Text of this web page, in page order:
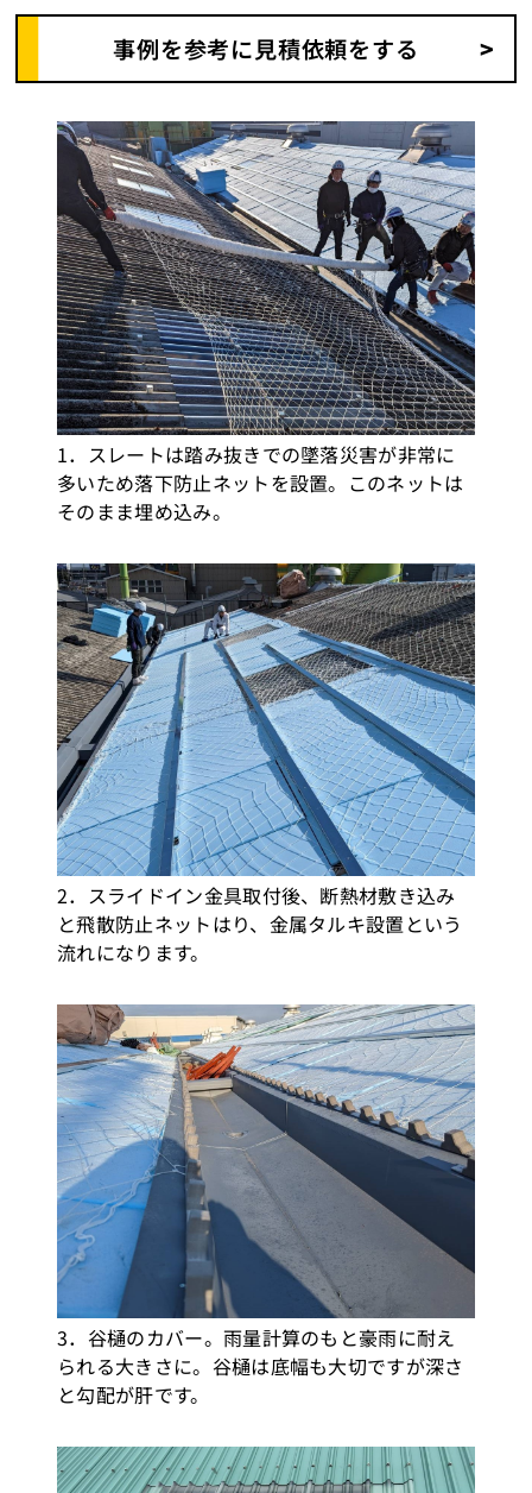
事例を参考に見積依頼をする
1．スレートは踏み抜きでの墜落災害が非常に
多いため落下防止ネットを設置。このネットは
そのまま埋め込み。
2．スライドイン金具取付後、断熱材敷き込み
と飛散防止ネットはり、金属タルキ設置という
流れになります。
3．谷樋のカバー。雨量計算のもと豪雨に耐え
られる大きさに。谷樋は底幅も大切ですが深さ
と勾配が肝です。